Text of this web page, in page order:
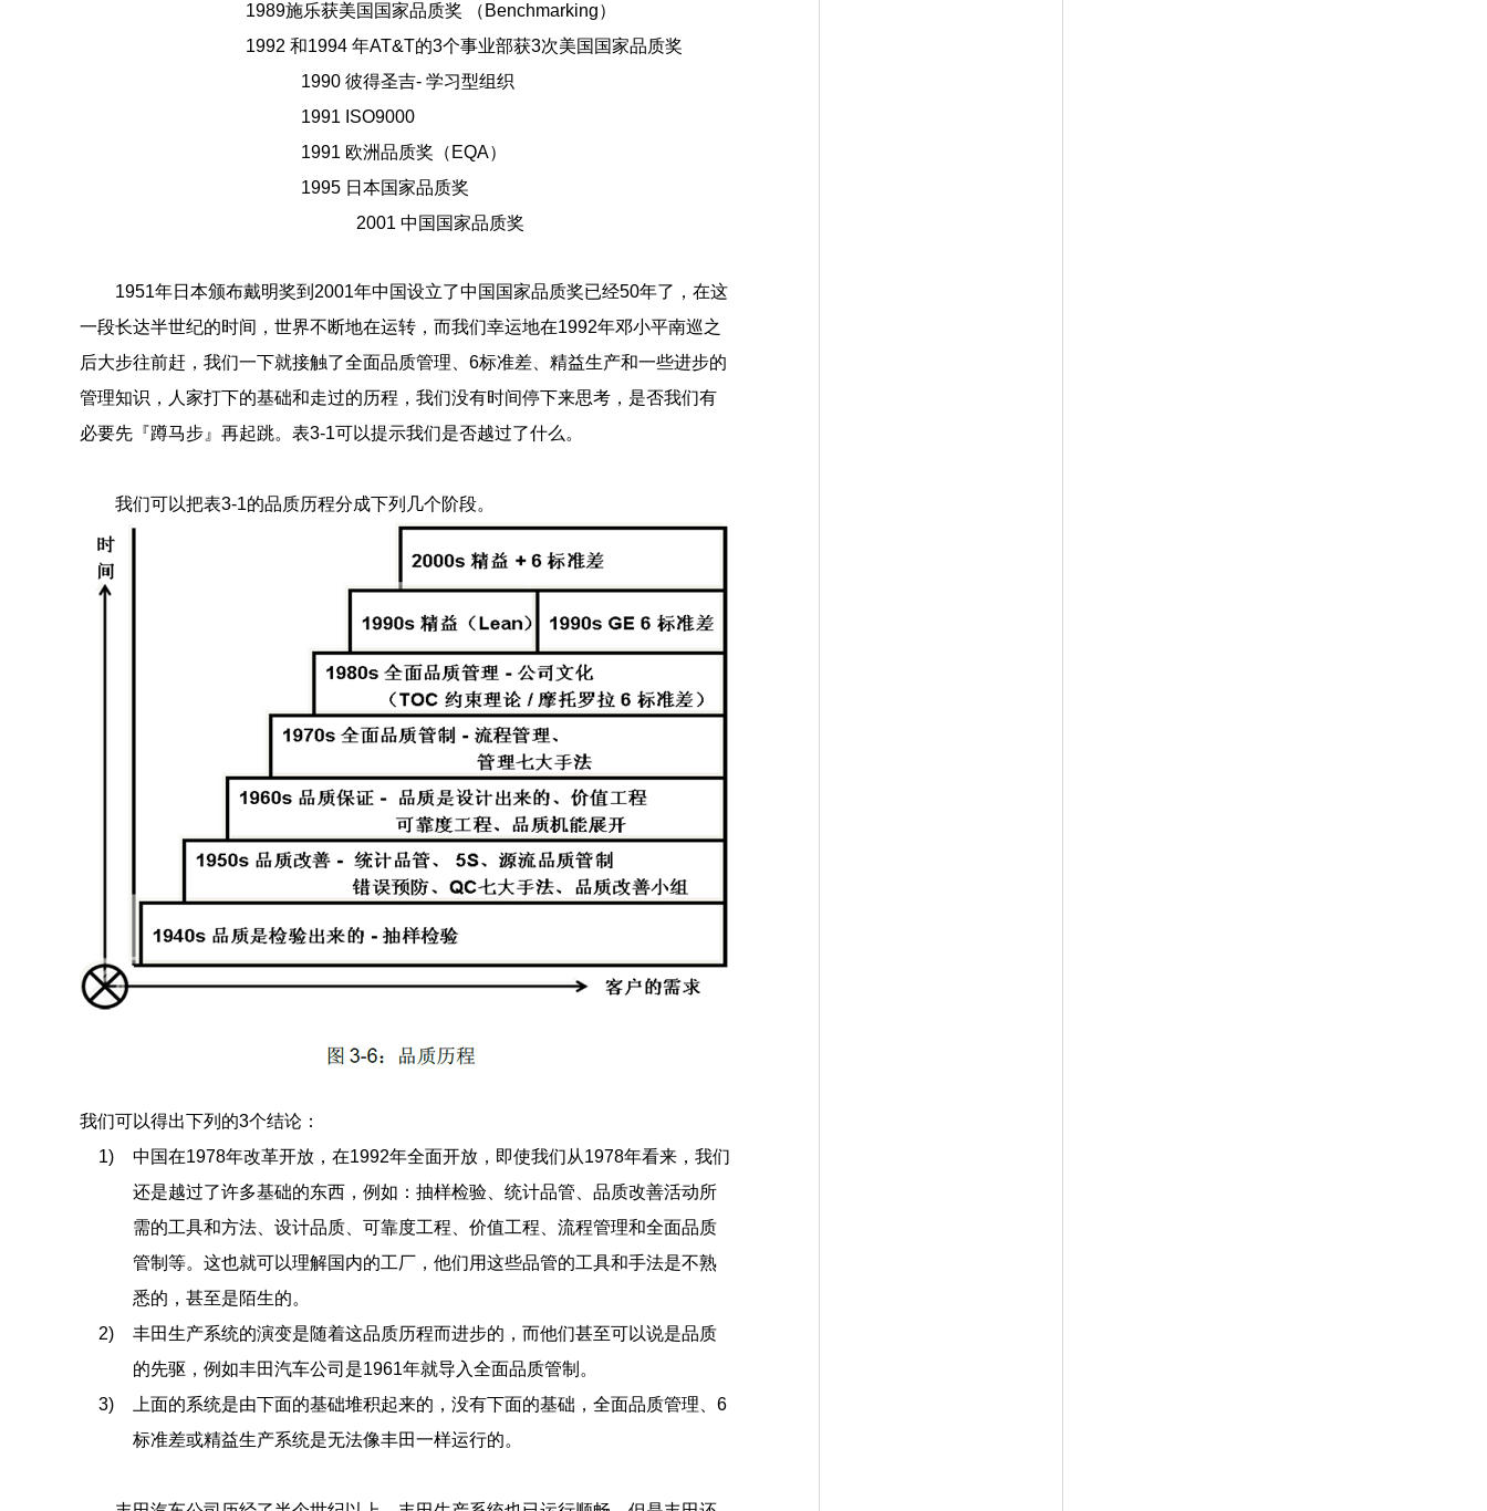
1989施乐获美国国家品质奖 （Benchmarking）
1992 和1994 年AT&T的3个事业部获3次美国国家品质奖
1990 彼得圣吉- 学习型组织
1991 ISO9000
1991 欧洲品质奖（EQA）
1995 日本国家品质奖
2001 中国国家品质奖
1951年日本颁布戴明奖到2001年中国设立了中国国家品质奖已经50年了，在这
一段长达半世纪的时间，世界不断地在运转，而我们幸运地在1992年邓小平南巡之
后大步往前赶，我们一下就接触了全面品质管理、6标准差、精益生产和一些进步的
管理知识，人家打下的基础和走过的历程，我们没有时间停下来思考，是否我们有
必要先『蹲马步』再起跳。表3-1可以提示我们是否越过了什么。
我们可以把表3-1的品质历程分成下列几个阶段。
我们可以得出下列的3个结论：
1)
中国在1978年改革开放，在1992年全面开放，即使我们从1978年看来，我们
还是越过了许多基础的东西，例如：抽样检验、统计品管、品质改善活动所
需的工具和方法、设计品质、可靠度工程、价值工程、流程管理和全面品质
管制等。这也就可以理解国内的工厂，他们用这些品管的工具和手法是不熟
悉的，甚至是陌生的。
2)
丰田生产系统的演变是随着这品质历程而进步的，而他们甚至可以说是品质
的先驱，例如丰田汽车公司是1961年就导入全面品质管制。
3)
上面的系统是由下面的基础堆积起来的，没有下面的基础，全面品质管理、6
标准差或精益生产系统是无法像丰田一样运行的。